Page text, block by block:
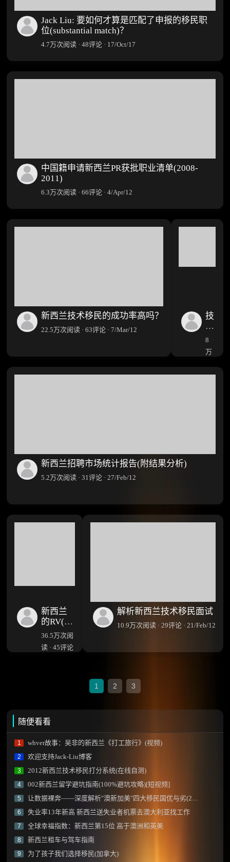
Jack Liu: 要如何才算是匹配了申报的移民职
位(substantial match)？
4.7万次阅读 · 48评论 · 17/Oct/17
中国籍申请新西兰PR获批职业清单(2008-
2011)
6.3万次阅读 · 66评论 · 4/Apr/12
新西兰技术移民的成功率高吗？
22.5万次阅读 · 63评论 · 7/Mar/12
技
术
移
评
分
越
8
万
阅
新西兰招聘市场统计报告(附结果分析)
5.2万次阅读 · 31评论 · 27/Feb/12
解析新西兰技术移民面试
10.9万次阅读 · 29评论 · 21/Feb/12
新西兰
的RV(绿
卡)、
PRV(永
久绿卡)
36.5万次阅
读 · 45评论
1 2 3
随便看看
1 whver故事：吴非的新西兰《打工旅行》(视频)
2 欢迎支持Jack-Liu博客
3 2012新西兰技术移民打分系统(在线自测)
4 002新西兰留学避坑指南(100%避坑攻略)[短视频]
5 让数据裸奔——深度解析"澳新加美"四大移民国优与劣(2023年更新)
6 失业率13年新高 新西兰送失业者机票去澳大利亚找工作
7 全球幸福指数：新西兰第15位 高于澳洲和英美
8 新西兰租车与驾车指南
9 为了孩子我们选择移民(加拿大)